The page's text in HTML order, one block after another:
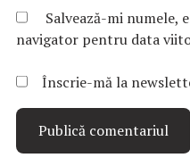
Salvează-mi numele,
navigator pentru data
Înscrie-mă la